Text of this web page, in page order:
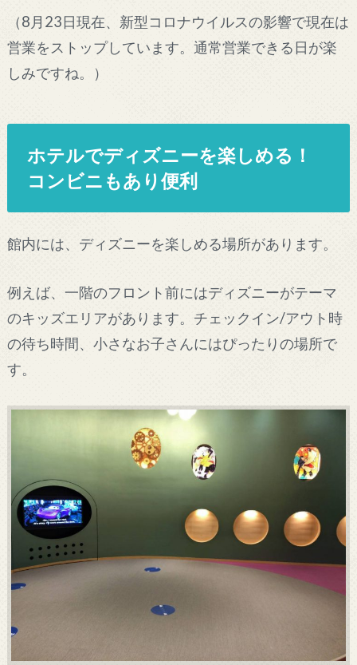
（8月23日現在、新型コロナウイルスの影響で現在は
営業をストップしています。通常営業できる日が楽
しみですね。）
ホテルでディズニーを楽しめる！
コンビニもあり便利
館内には、ディズニーを楽しめる場所があります。
例えば、一階のフロント前にはディズニーがテーマ
のキッズエリアがあります。チェックイン/アウト時
の待ち時間、小さなお子さんにはぴったりの場所で
す。